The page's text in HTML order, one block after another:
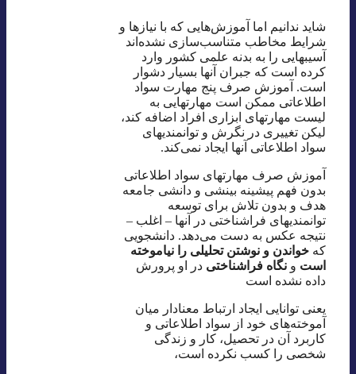
شاید ندانیم اما آموزش‌هایی که با نیازها و
شرایط مخاطب متناسب‌سازی‌ نشده‌اند
آسیبهایی را به بدنه علمی کشور وارد
کرده است که جبران آنها بسیار دشوار
است. آموزش صرف پنج مهارت سواد
اطلاعاتی ممکن است مهارتهایی به
لیست مهارتهای ابزاری افراد اضافه کند،
لیکن تغییری در نگرش و توانمندیهای
سواد اطلاعاتی آنها ایجاد نمی‌کند.
آموزش صرف مهارتهای سواد اطلاعاتی
بدون فهم پیشینه بینشی و دانشی جامعه
هدف و بدون تلاش برای توسعه
توانمندیهای فراشناختی در آنها – اغلب –
نتیجه عکس به دست می‌دهد. دانشجویی
که خواندن و نوشتن تحلیلی را نیاموخته
‌است و نگاه فراشناختی در او پرورش
داده نشده است
یعنی توانایی ایجاد ارتباط معنادار میان
آموخته‌های خود از سواد اطلاعاتی و
کاربرد آن در تحصیل، کار و زندگی
شخصی را کسب نکرده است،